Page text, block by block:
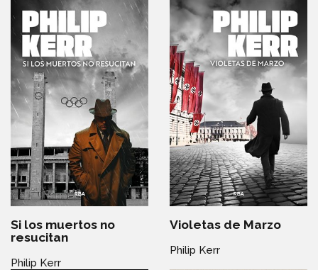
Si los muertos no
resucitan
Philip Kerr
Violetas de Marzo
Philip Kerr